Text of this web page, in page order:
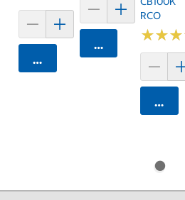
카트에 담기
카트에 담기
RCO
★★★
★★★
카트